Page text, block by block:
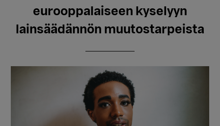
eurooppalaiseen kyselyyn
lainsäädännön muutostarpeista